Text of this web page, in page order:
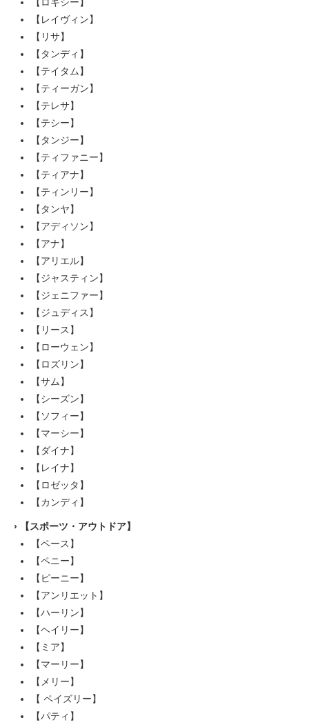
【レイヴィン】
【リサ】
【タンディ】
【テイタム】
【ティーガン】
【テレサ】
【テシー】
【タンジー】
【ティファニー】
【ティアナ】
【ティンリー】
【タンヤ】
【アディソン】
【アナ】
【アリエル】
【ジャスティン】
【ジェニファー】
【ジュディス】
【リース】
【ローウェン】
【ロズリン】
【サム】
【シーズン】
【ソフィー】
【マーシー】
【ダイナ】
【レイナ】
【ロゼッタ】
【カンディ】
›
【スポーツ・アウトドア】
【ペース】
【ペニー】
【ピーニー】
【アンリエット】
【ハーリン】
【ヘイリー】
【ミア】
【マーリー】
【メリー】
【 ペイズリー】
【パティ】